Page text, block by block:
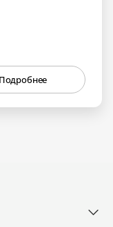
Подробнее